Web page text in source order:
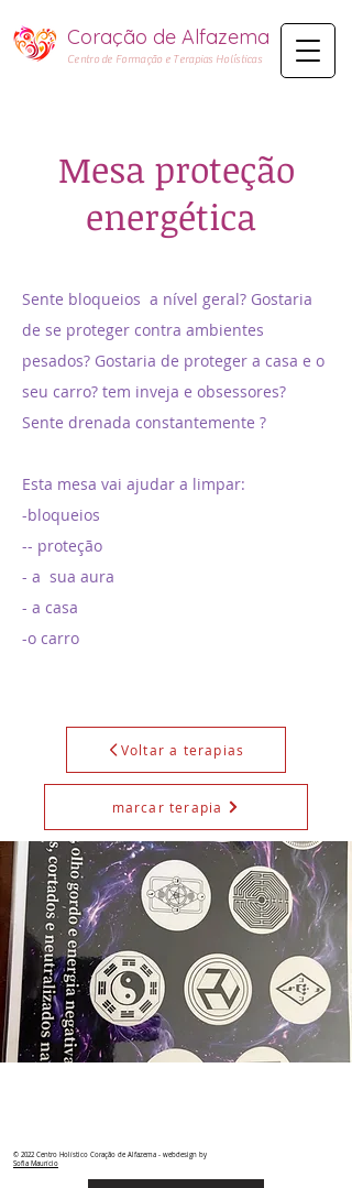
Coração de Alfazema​
Centro de Formação e Terapias Holísticas
Mesa proteção
energética
Sente bloqueios a nível geral? Gostaria
de se proteger contra ambientes
pesados? Gostaria de proteger a casa e o
seu carro? tem inveja e obsessores?
Sente drenada constantemente ?
Esta mesa vai ajudar a limpar:
-bloqueios
-- proteção
- a sua aura
- a casa
-o carro
Voltar a terapias
marcar terapia
© 2022 Centro Holístico Coração de Alfazema - webdesign by
Sofia Maurício